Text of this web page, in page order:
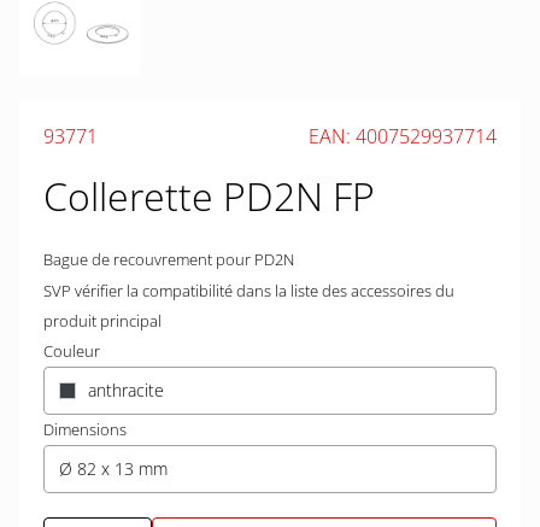
93771 EAN: 4007529937714
Collerette PD2N FP
Bague de recouvrement pour PD2N
SVP vérifier la compatibilité dans la liste des accessoires du
produit principal
Couleur
anthracite
Dimensions
Ø 82 x 13 mm